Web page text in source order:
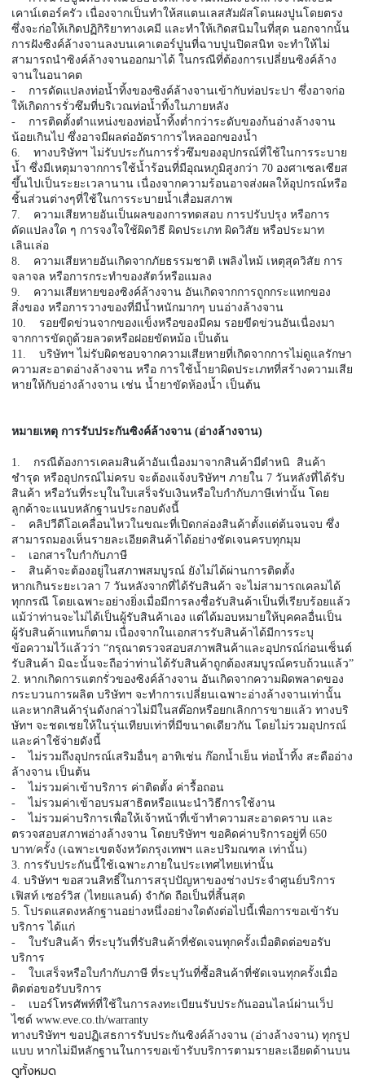
เคาน์เตอร์ครัว เนื่องจากเป็นทำให้สแตนเลสสัมผัสโดนผงปูนโดยตรง
ซึ่งจะก่อให้เกิดปฏิกิริยาทางเคมี และทำให้เกิดสนิมในที่สุด นอกจากนั้น
การฝังซิงค์ล้างจานลงบนเคาเตอร์ปูนที่ฉาบปูนปิดสนิท จะทำให้ไม่
สามารถนำซิงค์ล้างจานออกมาได้ ในกรณีที่ต้องการเปลี่ยนซิงค์ล้าง
จานในอนาคต
- การดัดแปลงท่อน้ำทิ้งของซิงค์ล้างจานเข้ากับท่อประปา ซึ่งอาจก่อ
ให้เกิดการรั่วซึมที่บริเวณท่อน้ำทิ้งในภายหลัง
- การติดตั้งตำแหน่งของท่อน้ำทิ้งต่ำกว่าระดับของก้นอ่างล้างจาน
น้อยเกินไป ซึ่งอาจมีผลต่ออัตราการไหลออกของน้ำ
6. ทางบริษัทฯ ไม่รับประกันการรั่วซึมของอุปกรณ์ที่ใช้ในการระบาย
น้ำ ซึ่งมีเหตุมาจากการใช้น้ำร้อนที่มีอุณหภูมิสูงกว่า 70 องศาเซลเซียส
ขึ้นไปเป็นระยะเวลานาน เนื่องจากความร้อนอาจส่งผลให้อุปกรณ์หรือ
ชิ้นส่วนต่างๆที่ใช้ในการระบายน้ำเสื่อมสภาพ
7. ความเสียหายอันเป็นผลของการทดสอบ การปรับปรุง หรือการ
ดัดแปลงใด ๆ การจงใจใช้ผิดวิธี ผิดประเภท ผิดวิสัย หรือประมาท
เลินเล่อ
8. ความเสียหายอันเกิดจากภัยธรรมชาติ เพลิงไหม้ เหตุสุดวิสัย การ
จลาจล หรือการกระทำของสัตว์หรือแมลง
9. ความเสียหายของซิงค์ล้างจาน อันเกิดจากการถูกกระแทกของ
สิ่งของ หรือการวางของที่มีน้ำหนักมากๆ บนอ่างล้างจาน
10. รอยขีดข่วนจากของแข็งหรือของมีคม รอยขีดข่วนอันเนื่องมา
จากการขัดถูด้วยลวดหรือฝอยขัดหม้อ เป็นต้น
11. บริษัทฯ ไม่รับผิดชอบจากความเสียหายที่เกิดจากการไม่ดูแลรักษา
ความสะอาดอ่างล้างจาน หรือ การใช้น้ำยาผิดประเภทที่สร้างความเสีย
หายให้กับอ่างล้างจาน เช่น น้ำยาขัดห้องน้ำ เป็นต้น
หมายเหตุ การรับประกันซิงค์ล้างจาน (อ่างล้างจาน)
1. กรณีต้องการเคลมสินค้าอันเนื่องมาจากสินค้ามีตำหนิ สินค้า
ชำรุด หรืออุปกรณ์ไม่ครบ จะต้องแจ้งบริษัทฯ ภายใน 7 วันหลังที่ได้รับ
สินค้า หรือวันที่ระบุในใบเสร็จรับเงินหรือใบกำกับภาษีเท่านั้น โดย
ลูกค้าจะแนบหลักฐานประกอบดังนี้
- คลิปวีดีโอเคลื่อนไหวในขณะที่เปิดกล่องสินค้าตั้งแต่ต้นจนจบ ซึ่ง
สามารถมองเห็นรายละเอียดสินค้าได้อย่างชัดเจนครบทุกมุม
- เอกสารใบกำกับภาษี
- สินค้าจะต้องอยู่ในสภาพสมบูรณ์ ยังไม่ได้ผ่านการติดตั้ง
หากเกินระยะเวลา 7 วันหลังจากที่ได้รับสินค้า จะไม่สามารถเคลมได้
ทุกกรณี โดยเฉพาะอย่างยิ่งเมื่อมีการลงชื่อรับสินค้าเป็นที่เรียบร้อยแล้ว
แม้ว่าท่านจะไม่ได้เป็นผู้รับสินค้าเอง แต่ได้มอบหมายให้บุคคลอื่นเป็น
ผู้รับสินค้าแทนก็ตาม เนื่องจากในเอกสารรับสินค้าได้มีการระบุ
ข้อความไว้แล้วว่า “กรุณาตรวจสอบสภาพสินค้าและอุปกรณ์ก่อนเซ็นต์
รับสินค้า มิฉะนั้นจะถือว่าท่านได้รับสินค้าถูกต้องสมบูรณ์ครบถ้วนแล้ว”
2. หากเกิดการแตกรั่วของซิงค์ล้างจาน อันเกิดจากความผิดพลาดของ
กระบวนการผลิต บริษัทฯ จะทำการเปลี่ยนเฉพาะอ่างล้างจานเท่านั้น
และหากสินค้ารุ่นดังกล่าวไม่มีในสต๊อกหรือยกเลิกการขายแล้ว ทางบริ
ษัทฯ จะชดเชยให้ในรุ่นเทียบเท่าที่มีขนาดเดียวกัน โดยไม่รวมอุปกรณ์
และค่าใช้จ่ายดังนี้
- ไม่รวมถึงอุปกรณ์เสริมอื่นๆ อาทิเช่น ก๊อกน้ำเย็น ท่อน้ำทิ้ง สะดืออ่าง
ล้างจาน เป็นต้น
- ไม่รวมค่าเข้าบริการ ค่าติดตั้ง ค่ารื้อถอน
- ไม่รวมค่าเข้าอบรมสาธิตหรือแนะนำวิธีการใช้งาน
- ไม่รวมค่าบริการเพื่อให้เจ้าหน้าที่เข้าทำความสะอาดคราบ และ
ตรวจสอบสภาพอ่างล้างจาน โดยบริษัทฯ ขอคิดค่าบริการอยู่ที่ 650
บาท/ครั้ง (เฉพาะเขตจังหวัดกรุงเทพฯ และปริมณฑล เท่านั้น)
3. การรับประกันนี้ใช้เฉพาะภายในประเทศไทยเท่านั้น
4. บริษัทฯ ขอสวนสิทธิ์ในการสรุปปัญหาของช่างประจำศูนย์บริการ
เฟิสท์ เซอร์วิส (ไทยแลนด์) จำกัด ถือเป็นที่สิ้นสุด
5. โปรดแสดงหลักฐานอย่างหนึ่งอย่างใดดังต่อไปนี้เพื่อการขอเข้ารับ
บริการ ได้แก่
- ใบรับสินค้า ที่ระบุวันที่รับสินค้าที่ชัดเจนทุกครั้งเมื่อติดต่อขอรับ
บริการ
- ใบเสร็จหรือใบกำกับภาษี ที่ระบุวันที่ซื้อสินค้าที่ชัดเจนทุกครั้งเมื่อ
ติดต่อขอรับบริการ
- เบอร์โทรศัพท์ที่ใช้ในการลงทะเบียนรับประกันออนไลน์ผ่านเว็ป
ไซด์ www.eve.co.th/warranty
ทางบริษัทฯ ขอปฏิเสธการรับประกันซิงค์ล้างจาน (อ่างล้างจาน) ทุกรูป
แบบ หากไม่มีหลักฐานในการขอเข้ารับบริการตามรายละเอียดด้านบน
ดูทั้งหมด